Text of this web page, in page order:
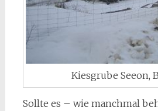
Kiesgrube Seeon,
Sollte es – wie manchmal